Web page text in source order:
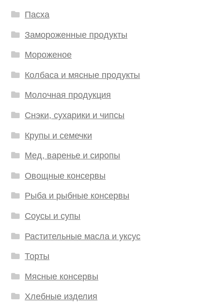
Пасха
Замороженные продукты
Мороженое
Колбаса и мясные продукты
Молочная продукция
Снэки, сухарики и чипсы
Крупы и семечки
Мед, варенье и сиропы
Овощные консервы
Рыба и рыбные консервы
Соусы и супы
Растительные масла и уксус
Торты
Мясные консервы
Хлебные изделия